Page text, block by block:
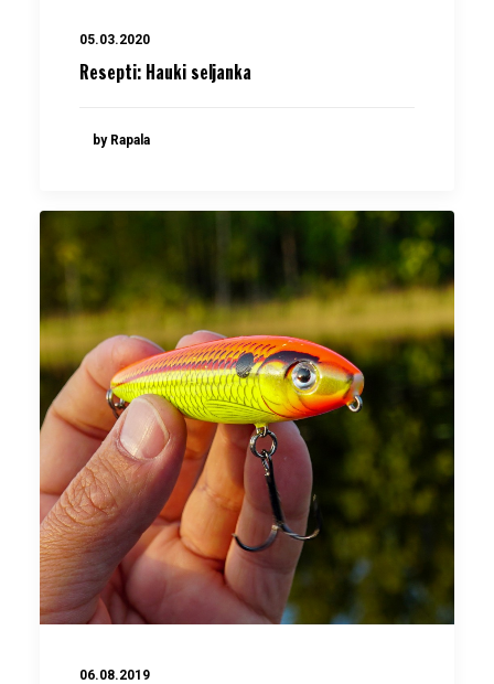
05.03.2020
Resepti: Hauki seljanka
by Rapala
06.08.2019